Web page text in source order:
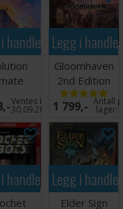
handlekurven
Ventes inn
30.09.2026
Legg i
Gloomhaven
2nd Edition
Brettspill
1 799,- Antall
lager:
handlekurven
Legg i
Elder Sign